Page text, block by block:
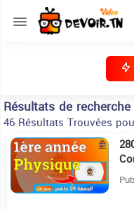
Résultats de recherche
46 Résultats Trouvées
16:54